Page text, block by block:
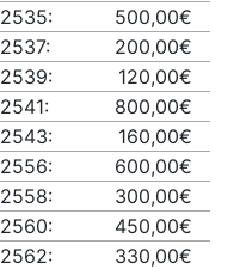
2535:
500,00€
2537:
200,00€
2539:
120,00€
2541:
800,00€
2543:
160,00€
2556:
600,00€
2558:
300,00€
2560:
450,00€
2562:
330,00€